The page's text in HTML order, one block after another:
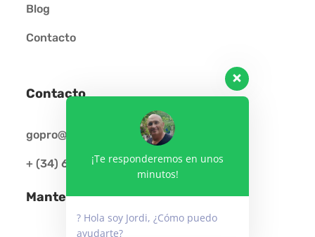
Blog
Contacto
Contacto
gopro@cursosgopro.com
+ (34) 609 889 731
Mantente conectado
¡Te responderemos en unos
minutos!
? Hola soy Jordi, ¿Cómo puedo
ayudarte?